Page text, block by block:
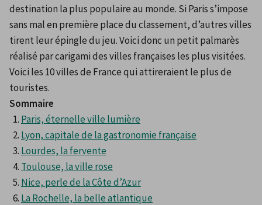
destination la plus populaire au monde. Si Paris s’impose
sans mal en première place du classement, d’autres villes
tirent leur épingle du jeu. Voici donc un petit palmarès
réalisé par carigami des villes françaises les plus visitées.
Voici les 10 villes de France qui attireraient le plus de
touristes.
Sommaire
Paris, éternelle ville lumière
Lyon, capitale de la gastronomie française
Lourdes, la fervente
Toulouse, la ville rose
Nice, perle de la Côte d’Azur
La Rochelle, la belle atlantique